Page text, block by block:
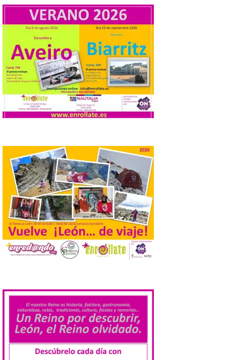
La Universidad de León
distribuye folletos con la
programación del evento
del eclipse solar que
organiza con la ESA y el
Ayuntamiento
7 Ago 2026
Los materiales ya pueden
recogerse gratuitamente
en la Oficina de
Información Turística de
elaboradas por especialistas para
observar el eclipse con seguridad León, 7
de agosto de 2026. La programación […]
Laciana comienza su
programación para
disfrutar el eclipse total
del 12 de agosto
7 Ago 2026
Durante los días 1 y 2 de
pudo disfrutar de un
planetario que se instaló
en el polideportivo municipal, con pases
de mañana dedicados preferentemente al
público infantil y, el resto del […]
Más de 200.000 jóvenes